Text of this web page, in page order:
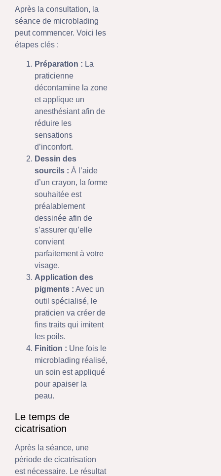
Après la consultation, la
séance de microblading
peut commencer. Voici les
étapes clés :
Préparation : La
praticienne
décontamine la zone
et applique un
anesthésiant afin de
réduire les
sensations
d’inconfort.
Dessin des
sourcils : À l’aide
d’un crayon, la forme
souhaitée est
préalablement
dessinée afin de
s’assurer qu’elle
convient
parfaitement à votre
visage.
Application des
pigments : Avec un
outil spécialisé, le
praticien va créer de
fins traits qui imitent
les poils.
Finition : Une fois le
microblading réalisé,
un soin est appliqué
pour apaiser la
peau.
Le temps de
cicatrisation
Après la séance, une
période de cicatrisation
est nécessaire. Le résultat